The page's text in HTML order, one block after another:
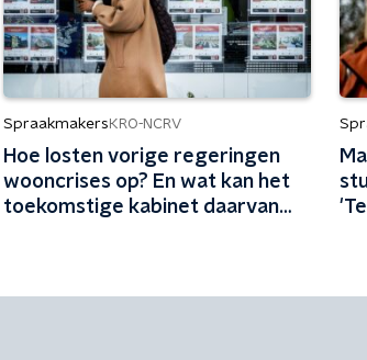
Spraakmakers KRO-NCRV
Hoe losten vorige regeringen
wooncrises op? En wat kan het
toekomstige kabinet daarvan